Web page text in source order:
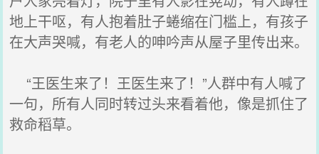
地上干呕，有人抱着肚子蜷缩在门槛上，有孩子
在大声哭喊，有老人的呻吟声从屋子里传出来。
“王医生来了！王医生来了！”人群中有人喊了
一句，所有人同时转过头来看着他，像是抓住了
救命稻草。